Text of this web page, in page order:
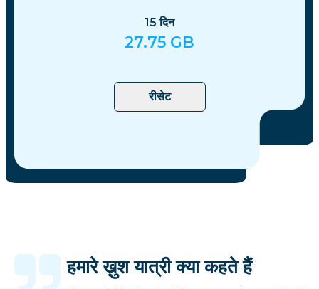
15दिन
27.75 GB
रीसेट
हमारे ख़ुश यात्री क्या कहते हैं